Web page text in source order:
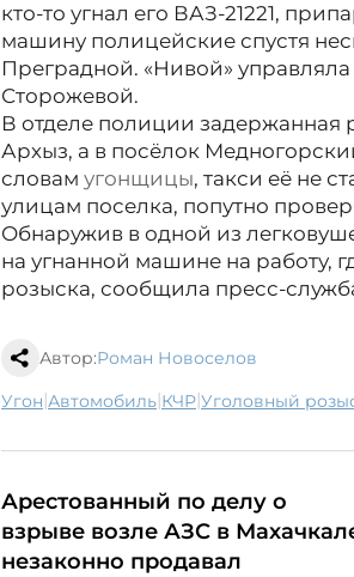
кто-то угнал его ВАЗ-21221,
машину полицейские спустя
Преградной. «Нивой»
Сторожевой.
В отделе полиции задержанная
Архыз, а в посёлок
словам угонщицы, такси её не
улицам поселка, попутно
Обнаружив в одной из
на угнанной машине на работу,
розыска, сообщила пресс-
Автор:Роман Новоселов
угон| автомобиль| КЧР| уголовный
Арестованный по делу о
взрыве возле АЗС в
незаконно продавал